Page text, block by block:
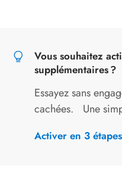
Vous souhaitez
supplémentaires ?
Essayez sans
cachées. Une
Activer en 3 étapes